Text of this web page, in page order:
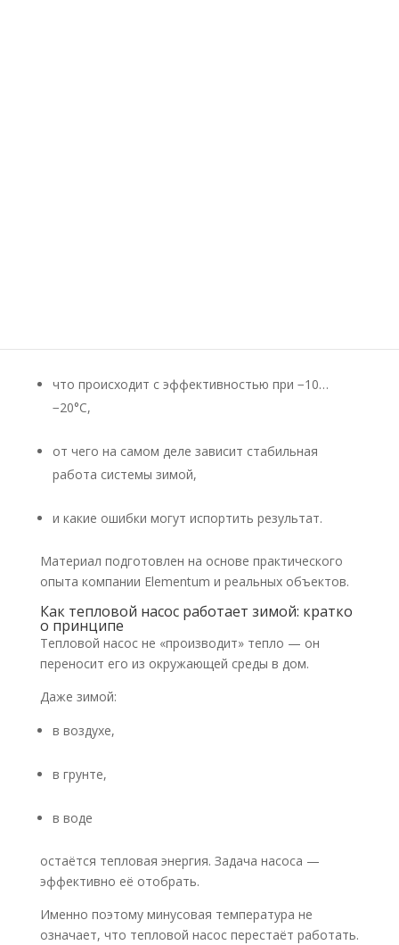
что происходит с эффективностью при −10…
−20°C,
от чего на самом деле зависит стабильная
работа системы зимой,
и какие ошибки могут испортить результат.
Материал подготовлен на основе практического
опыта компании Elementum и реальных объектов.
Как тепловой насос работает зимой: кратко
о принципе
Тепловой насос не «производит» тепло — он
переносит его из окружающей среды в дом.
Даже зимой:
в воздухе,
в грунте,
в воде
остаётся тепловая энергия. Задача насоса —
эффективно её отобрать.
Именно поэтому минусовая температура не
означает, что тепловой насос перестаёт работать.